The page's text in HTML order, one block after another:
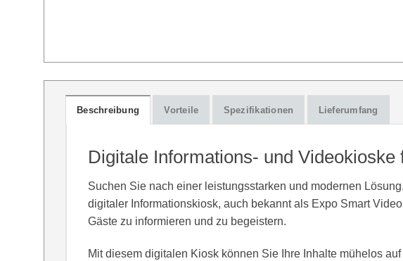
Beschreibung Vorteile Spezifikationen Lieferumfang
Digitale Informations- und
Suchen Sie nach einer leistungsstarken und modernen
digitaler Informationskiosk, auch bekannt als Expo Smart
Gäste zu informieren und zu begeistern.
Mit diesem digitalen Kiosk können Sie Ihre Inhalte mühelos